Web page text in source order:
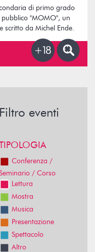
di primo grado
"MOMO", un
scritto da Michel Ende.
Filtro eventi
Conferenza /
/ Corso
Lettura
Mostra
Musica
Presentazione
Spettacolo
Altro